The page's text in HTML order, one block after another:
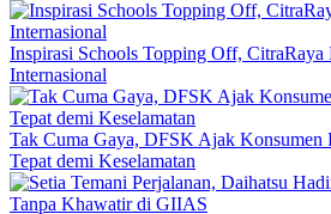
Inspirasi Schools Topping Off, CitraRaya
Internasional
Tak Cuma Gaya, DFSK Ajak Konsumen
Tepat demi Keselamatan